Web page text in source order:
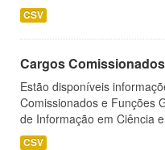
CSV
Cargos
Estão disponíveis
Comissionados e Funções
de Informação em Ciência
CSV